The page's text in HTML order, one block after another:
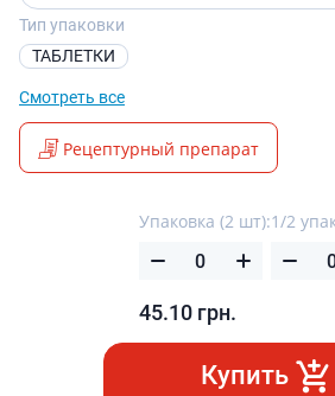
Тип упаковки
ТАБЛЕТКИ
Смотреть все
Рецептурный препарат
Упаковка (2 шт):
45.10 грн.
1/2
Купить